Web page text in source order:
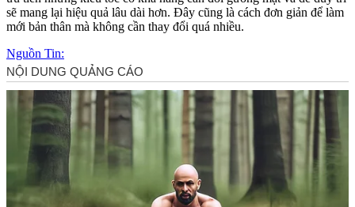
sẽ mang lại hiệu quả lâu dài hơn. Đây cũng là cách đơn giản để làm
mới bản thân mà không cần thay đổi quá nhiều.
Nguồn Tin: